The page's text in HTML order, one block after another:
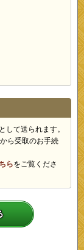
して送られます。
ら受取のお手続
らをご覧くださ